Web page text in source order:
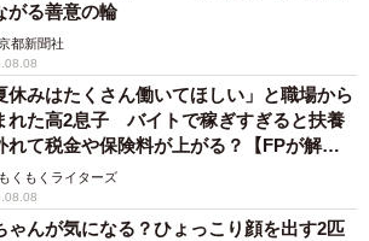
ンに住んで後悔してる」（Amazon）
dp/B0C5L8TJPT
がる善意の輪
都新聞社
休みはたくさん働いてほしい」と職場から
れた高2息子 バイトで稼ぎすぎると扶養
れて税金や保険料が上がる？【FPが解
もくもくライターズ
ゃんが気になる？ひょっこり顔を出す2匹